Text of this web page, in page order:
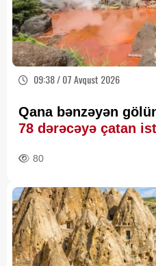
09:38 / 07 Avqust 2026
Qana bənzəyən
78 dərəcəyə çatan
80